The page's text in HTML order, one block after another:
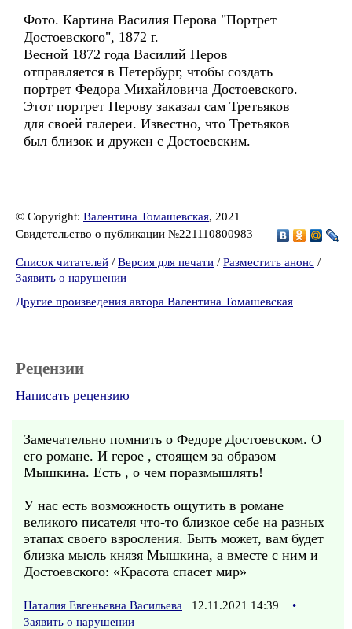
Фото. Картина Василия Перова "Портрет
Достоевского", 1872 г.
Весной 1872 года Василий Перов
отправляется в Петербург, чтобы создать
портрет Федора Михайловича Достоевского.
Этот портрет Перову заказал сам Третьяков
для своей галереи. Известно, что Третьяков
был близок и дружен с Достоевским.
© Copyright: Валентина Томашевская, 2021
Свидетельство о публикации №221110800983
Список читателей / Версия для печати / Разместить анонс /
Заявить о нарушении
Другие произведения автора Валентина Томашевская
Рецензии
Написать рецензию
Замечательно помнить о Федоре Достоевском. О
его романе. И герое , стоящем за образом
Мышкина. Есть , о чем поразмышлять!
У нас есть возможность ощутить в романе
великого писателя что-то близкое себе на разных
этапах своего взросления. Быть может, вам будет
близка мысль князя Мышкина, а вместе с ним и
Достоевского: «Красота спасет мир»
Наталия Евгеньевна Васильева 12.11.2021 14:39
•
Заявить о нарушении